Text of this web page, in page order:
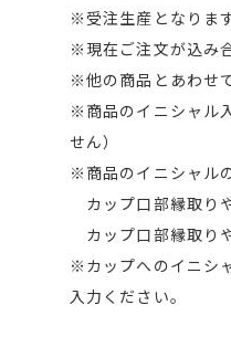
※受注生産となりま
※現在ご注文が込み
※他の商品とあわせ
※商品のイニシャル
せん）
※商品のイニシャル
カップ口部縁取り
カップ口部縁取り
※カップへのイニシ
入力ください。